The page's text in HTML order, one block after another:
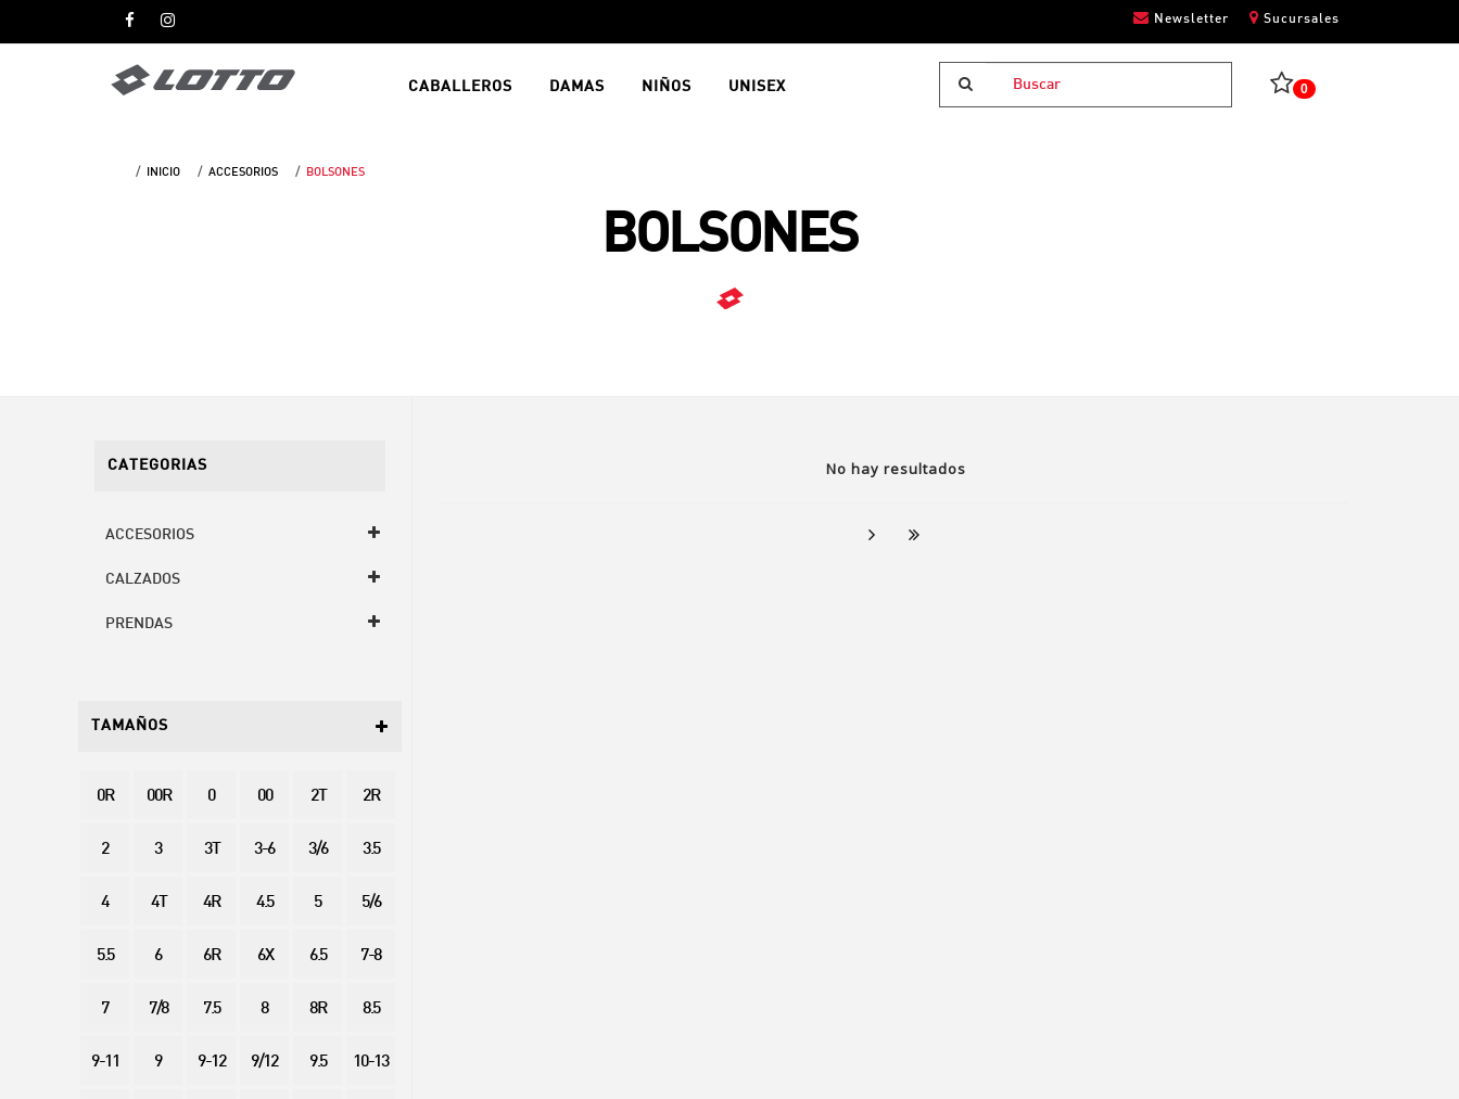
Newsletter Sucursales
0
CABALLEROS DAMAS NIÑOS UNISEX
INICIO ACCESORIOS BOLSONES
BOLSONES
No hay resultados
CATEGORIAS
ACCESORIOS
CALZADOS
PRENDAS
TAMAÑOS
0R 00R 0 00 2T 2R
2 3 3T 3-6 3/6 3.5
4 4T 4R 4.5 5 5/6
5.5 6 6R 6X 6.5 7-8
7 7/8 7.5 8 8R 8.5
9-11 9 9-12 9/12 9.5 10-13